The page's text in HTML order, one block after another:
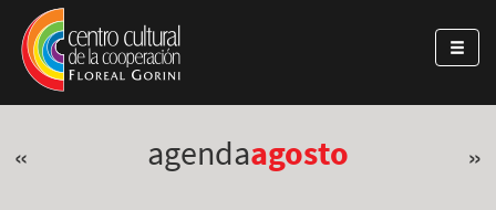
Pasar al contenido principal
Jump to main content
« agendaagosto »